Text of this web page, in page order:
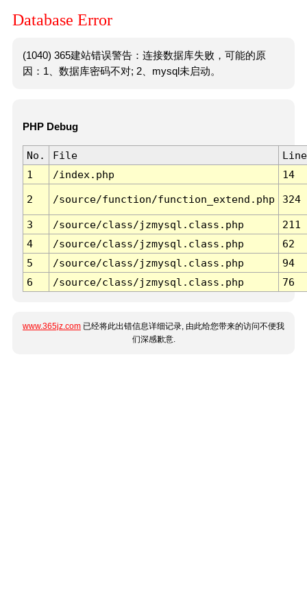
Database Error
(1040) 365建站错误警告：连接数据库失败，可能的原
因：1、数据库密码不对; 2、mysql未启动。
PHP Debug
No. File
Line
1
/index.php 14
2 /source/function/function_extend.php 324
3 /source/class/jzmysql.class.php
211
4
/source/class/jzmysql.class.php
62
5
/source/class/jzmysql.class.php
94
6
/source/class/jzmysql.class.php 76
www.365jz.com 已经将此出错信息详细记录, 由此给您带来的访问不便我
们深感歉意.